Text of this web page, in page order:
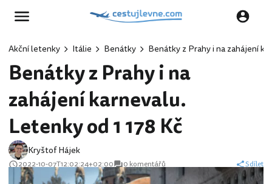
Akční letenky Itálie Benátky Benátky z Prahy i na zahájení
Benátky z Prahy i na
zahájení karnevalu.
Letenky od 1 178 Kč
Kryštof Hájek
2022-10-07T12:02:24+02:00 0 komentářů Sdílet